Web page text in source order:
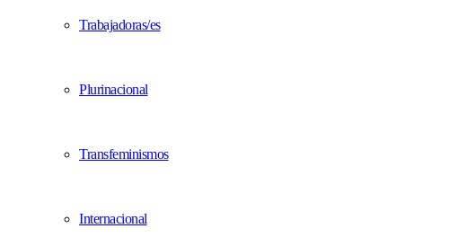
Trabajadoras/es
Plurinacional
Transfeminismos
Internacional